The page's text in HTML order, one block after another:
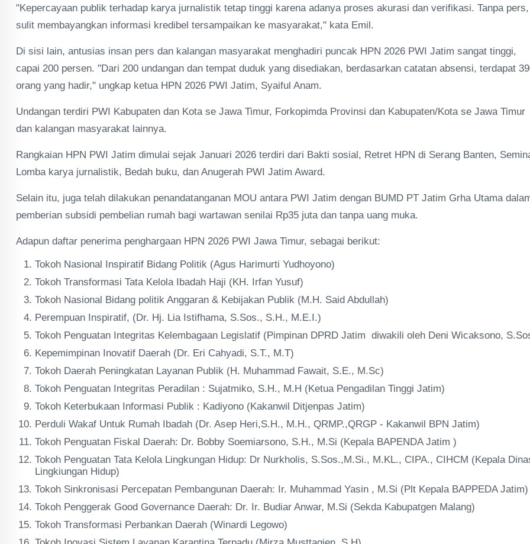
"Kepercayaan publik terhadap karya jurnalistik tetap tinggi karena adanya proses akurasi dan verifikasi. Tanpa pers,
sulit membayangkan informasi kredibel tersampaikan ke masyarakat," kata Emil.
Di sisi lain, antusias insan pers dan kalangan masyarakat menghadiri puncak HPN 2026 PWI Jatim sangat tinggi,
capai 200 persen. "Dari 200 undangan dan tempat duduk yang disediakan, berdasarkan catatan absensi, terdapat
orang yang hadir," ungkap ketua HPN 2026 PWI Jatim, Syaiful Anam.
Undangan terdiri PWI Kabupaten dan Kota se Jawa Timur, Forkopimda Provinsi dan Kabupaten/Kota se Jawa Timur
dan kalangan masyarakat lainnya.
Rangkaian HPN PWI Jatim dimulai sejak Januari 2026 terdiri dari Bakti sosial, Retret HPN di Serang Banten,
Lomba karya jurnalistik, Bedah buku, dan Anugerah PWI Jatim Award.
Selain itu, juga telah dilakukan penandatanganan MOU antara PWI Jatim dengan BUMD PT Jatim Grha Utama
pemberian subsidi pembelian rumah bagi wartawan senilai Rp35 juta dan tanpa uang muka.
Adapun daftar penerima penghargaan HPN 2026 PWI Jawa Timur, sebagai berikut:
Tokoh Nasional Inspiratif Bidang Politik (Agus Harimurti Yudhoyono)
Tokoh Transformasi Tata Kelola Ibadah Haji (KH. Irfan Yusuf)
Tokoh Nasional Bidang politik Anggaran & Kebijakan Publik (M.H. Said Abdullah)
Perempuan Inspiratif, (Dr. Hj. Lia Istifhama, S.Sos., S.H., M.E.I.)
Tokoh Penguatan Integritas Kelembagaan Legislatif (Pimpinan DPRD Jatim diwakili oleh Deni Wicaksono,
Kepemimpinan Inovatif Daerah (Dr. Eri Cahyadi, S.T., M.T)
Tokoh Daerah Peningkatan Layanan Publik (H. Muhammad Fawait, S.E., M.Sc)
Tokoh Penguatan Integritas Peradilan : Sujatmiko, S.H., M.H (Ketua Pengadilan Tinggi Jatim)
Tokoh Keterbukaan Informasi Publik : Kadiyono (Kakanwil Ditjenpas Jatim)
Perduli Wakaf Untuk Rumah Ibadah (Dr. Asep Heri,S.H., M.H., QRMP.,QRGP - Kakanwil BPN Jatim)
Tokoh Penguatan Fiskal Daerah: Dr. Bobby Soemiarsono, S.H., M.Si (Kepala BAPENDA Jatim )
Tokoh Penguatan Tata Kelola Lingkungan Hidup: Dr Nurkholis, S.Sos.,M.Si., M.KL., CIPA., CIHCM (Kepala
Lingkiungan Hidup)
Tokoh Sinkronisasi Percepatan Pembangunan Daerah: Ir. Muhammad Yasin , M.Si (Plt Kepala BAPPEDA Jatim)
Tokoh Penggerak Good Governance Daerah: Dr. Ir. Budiar Anwar, M.Si (Sekda Kabupatgen Malang)
Tokoh Transformasi Perbankan Daerah (Winardi Legowo)